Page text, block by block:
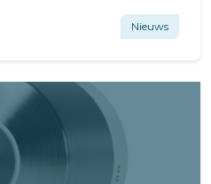
Nieuws